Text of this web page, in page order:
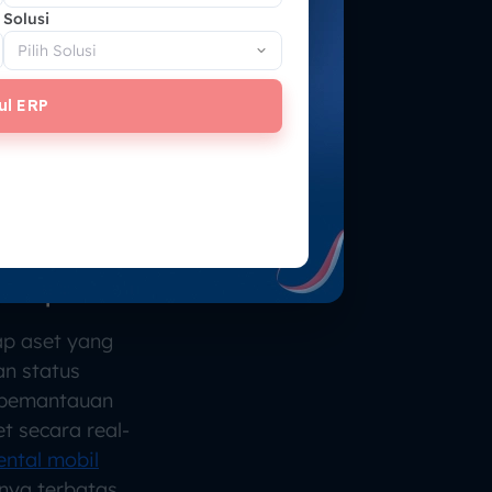
aset yang
status
secara real-
mobil
Solusi
ERP